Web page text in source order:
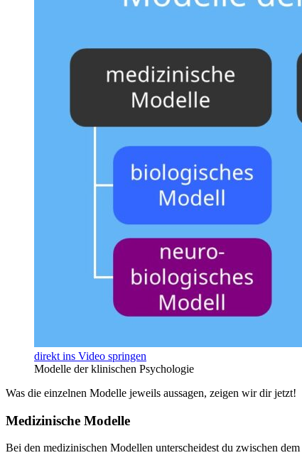
direkt ins Video springen
Modelle der klinischen Psychologie
Was die einzelnen Modelle jeweils aussagen, zeigen wir dir jetzt!
Medizinische Modelle
Bei den medizinischen Modellen unterscheidest du zwischen dem